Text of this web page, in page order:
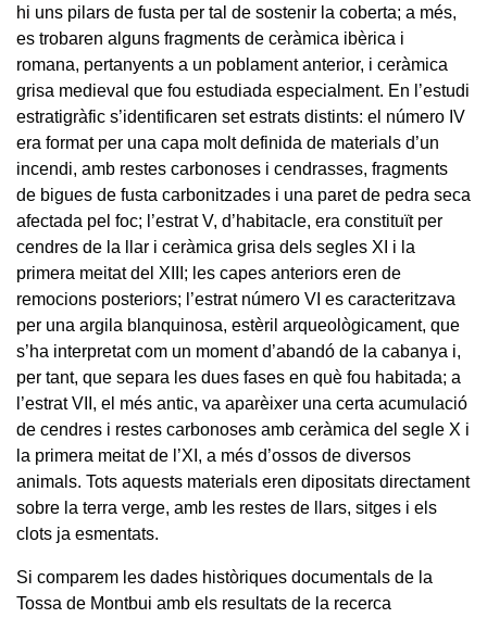
hi uns pilars de fusta per tal de sostenir la coberta; a més,
es trobaren alguns fragments de ceràmica ibèrica i
romana, pertanyents a un poblament anterior, i ceràmica
grisa medieval que fou estudiada especialment. En l’estudi
estratigràfic s’identificaren set estrats distints: el número IV
era format per una capa molt definida de materials d’un
incendi, amb restes carbonoses i cendrasses, fragments
de bigues de fusta carbonitzades i una paret de pedra seca
afectada pel foc; l’estrat V, d’habitacle, era constituït per
cendres de la llar i ceràmica grisa dels segles XI i la
primera meitat del XIII; les capes anteriors eren de
remocions posteriors; l’estrat número VI es caracteritzava
per una argila blanquinosa, estèril arqueològicament, que
s’ha interpretat com un moment d’abandó de la cabanya i,
per tant, que separa les dues fases en què fou habitada; a
l’estrat VII, el més antic, va aparèixer una certa acumulació
de cendres i restes carbonoses amb ceràmica del segle X i
la primera meitat de l’XI, a més d’ossos de diversos
animals. Tots aquests materials eren dipositats directament
sobre la terra verge, amb les restes de llars, sitges i els
clots ja esmentats.
Si comparem les dades històriques documentals de la
Tossa de Montbui amb els resultats de la recerca